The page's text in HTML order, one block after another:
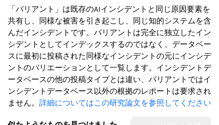
「バリアント」は既存のAIインシデントと同じ原因要素を
共有し、同様な被害を引き起こし、同じ知的システムを含
んだインシデントです。バリアントは完全に独立したイン
シデントとしてインデックスするのではなく、データベー
スに最初に投稿された同様なインシデントの元にインシデ
ントのバリエーションとして一覧します。インシデントデ
ータベースの他の投稿タイプとは違い、バリアントではイ
ンシデントデータベース以外の根拠のレポートは要求され
ません。 詳細についてはこの研究論文を参照してください